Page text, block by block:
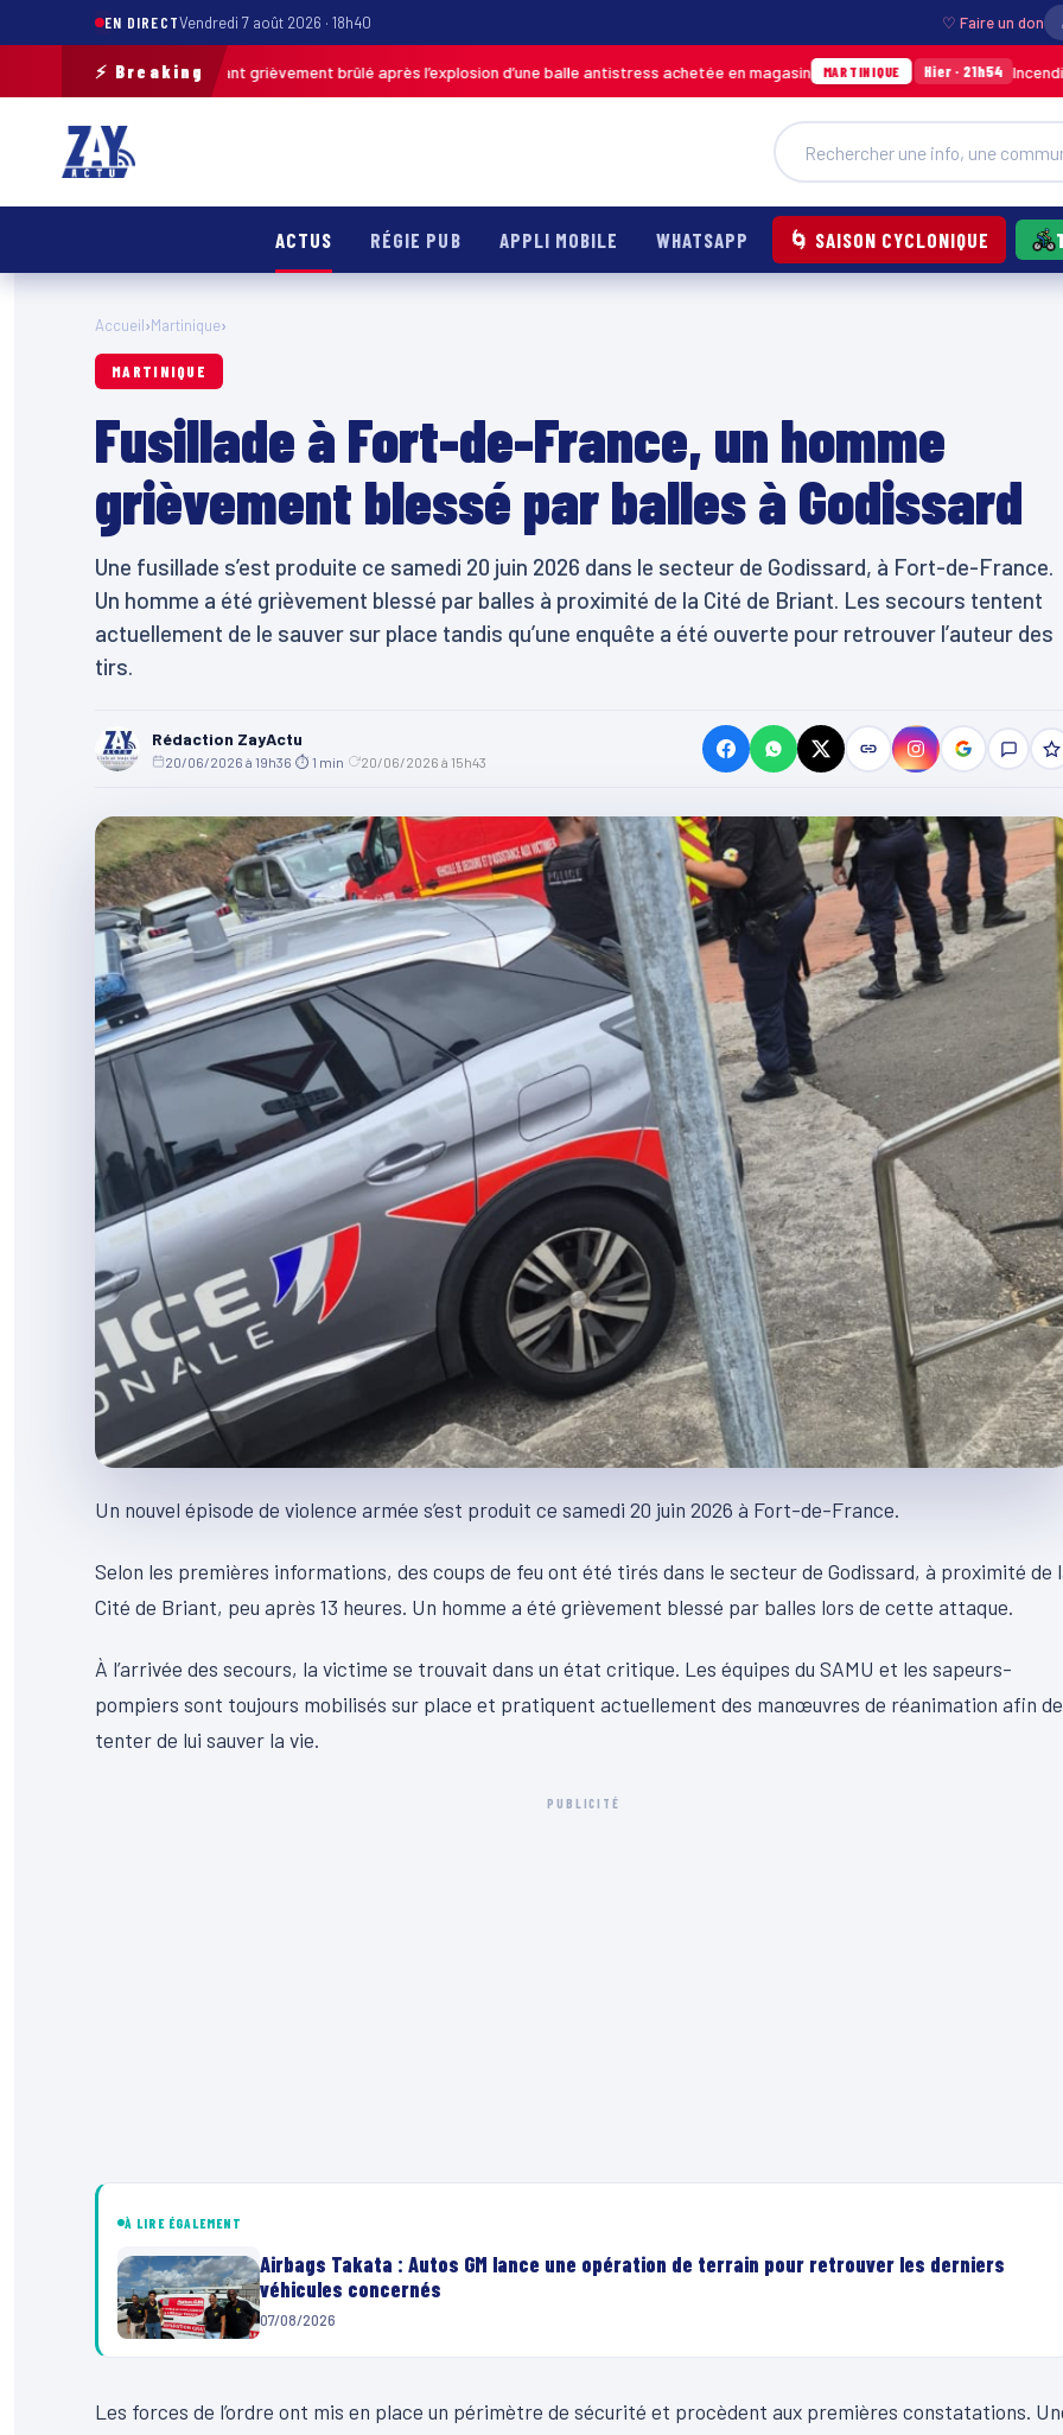
EN DIRECTVendredi 7 août 2026 · 18h40 ♡ Faire un don
⚡ Breaking
Calais : un enfant grièvement brûlé après l’explosion d’une balle antistress achetée en magasin MARTINIQUE Hier · 21h54 Incendie à Ducos :
ACTUS RÉGIE PUB APPLI MOBILE WHATSAPP 🌀 SAISON CYCLONIQUE
Accueil›Martinique›
MARTINIQUE
Fusillade à Fort-de-France, un homme
grièvement blessé par balles à Godissard
Une fusillade s’est produite ce samedi 20 juin 2026 dans le secteur de Godissard, à Fort-de-France.
Un homme a été grièvement blessé par balles à proximité de la Cité de Briant. Les secours tentent
actuellement de le sauver sur place tandis qu’une enquête a été ouverte pour retrouver l’auteur des
tirs.
Rédaction ZayActu
20/06/2026 à 19h36 ⏱ 1 min 20/06/2026 à 15h43
Un nouvel épisode de violence armée s’est produit ce samedi 20 juin 2026 à Fort-de-France.
Selon les premières informations, des coups de feu ont été tirés dans le secteur de Godissard, à proximité de
Cité de Briant, peu après 13 heures. Un homme a été grièvement blessé par balles lors de cette attaque.
À l’arrivée des secours, la victime se trouvait dans un état critique. Les équipes du SAMU et les sapeurs-
pompiers sont toujours mobilisés sur place et pratiquent actuellement des manœuvres de réanimation afin de
tenter de lui sauver la vie.
PUBLICITÉ
À LIRE ÉGALEMENT
Airbags Takata : Autos GM lance une opération de terrain pour retrouver les derniers
véhicules concernés
07/08/2026
Les forces de l’ordre ont mis en place un périmètre de sécurité et procèdent aux premières constatations.